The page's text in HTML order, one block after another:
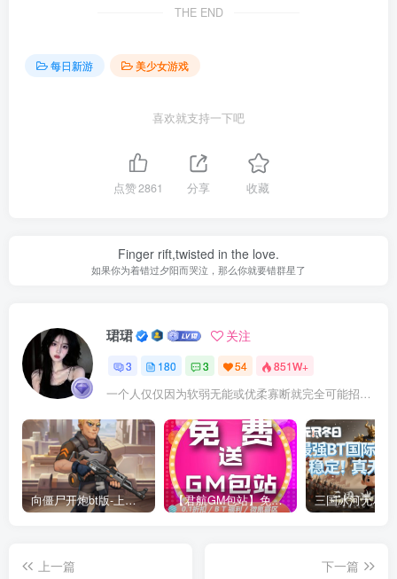
THE END
每日新游 美少女游戏
喜欢就支持一下吧
点赞2861 分享 收藏
Finger rift,twisted in the love.
如果你为着错过夕阳而哭泣，那么你就要错群星了
珺珺 关注
3 180 3 54 851W+
一个人仅仅因为软弱无能或优柔寡断就完全可能招致痛苦
向僵尸开炮bt版-上线58w钻石绝世炫彩等宝石！万人联网！稳定2年！ 【君航GM包站】免费包站！免费领卡密！
上一篇
下一篇